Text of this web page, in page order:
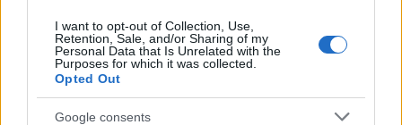
I want to opt-out of Collection, Use,
Retention, Sale, and/or Sharing of my
Personal Data that Is Unrelated with the
Purposes for which it was collected.
Opted Out
Google consents
Frasi celebri
Frasi da condividere
Poesie